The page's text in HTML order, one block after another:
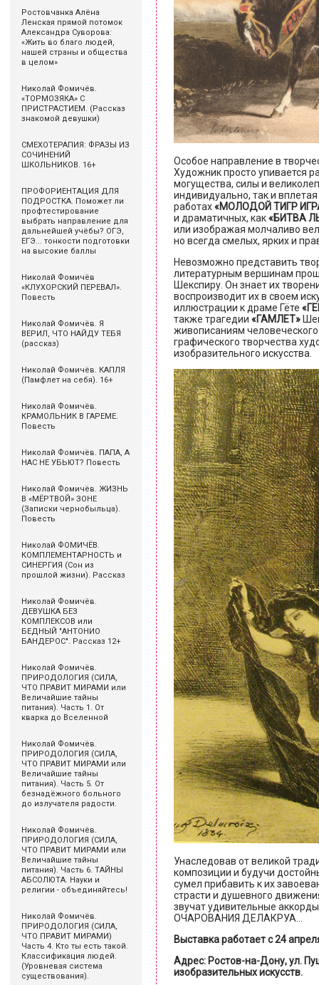
Ростовчанка Алёна
Ленская прямой потомок
Александра Суворова:
«Жить во благо людей,
нашей страны и общества
в целом»
Николай Фомичёв.
«ТОРМОЗЯКА» С
ПРИСТРАСТИЕМ. (Рассказ
знакомой девушки)
СМЕХОТЕРАПИЯ: ФРАЗЫ ИЗ
СОЧИНЕНИЙ
ШКОЛЬНИКОВ. 16+
ПРОФОРИЕНТАЦИЯ ДЛЯ
ПОДРОСТКА. Поможет ли
профтестирование
выбрать направление для
дальнейшей учёбы? ОГЭ,
ЕГЭ... тонкости подготовки
на высокие баллы
Николай Фомичёв
«КЛУХОРСКИЙ ПЕРЕВАЛ».
Повесть
Николай Фомичёв. Я
ВЕРИЛ, ЧТО НАЙДУ ТЕБЯ
(рассказ)
Николай Фомичёв. КАПЛЯ
(Памфлет на себя). 16+
Николай Фомичёв.
КРАМОЛЬНИК В ГАРЕМЕ.
Повесть
Николай Фомичёв. ПАПА, А
НАС НЕ УБЬЮТ? Повесть
Николай Фомичёв. ЖИЗНЬ
В «МЁРТВОЙ» ЗОНЕ
(Записки чернобыльца).
Повесть
Николай ФОМИЧЁВ.
КОМПЛЕМЕНТАРНОСТЬ и
СИНЕРГИЯ (Сон из
прошлой жизни). Рассказ
Николай Фомичёв.
ДЕВУШКА БЕЗ
КОМПЛЕКСОВ или
БЕДНЫЙ "АНТОНИО
БАНДЕРОС". Рассказ 12+
Николай Фомичёв.
ПРИРОДОЛОГИЯ (СИЛА,
ЧТО ПРАВИТ МИРАМИ или
Величайшие тайны
питания). Часть 1. От
кварка до Вселенной
Николай Фомичёв.
ПРИРОДОЛОГИЯ (СИЛА,
ЧТО ПРАВИТ МИРАМИ или
Величайшие тайны
питания). Часть 5. От
безнадёжного больного
до излучателя радости.
Николай Фомичёв.
ПРИРОДОЛОГИЯ (СИЛА,
ЧТО ПРАВИТ МИРАМИ или
Величайшие тайны
питания). Часть 6. ТАЙНЫ
АБСОЛЮТА. Науки и
религии - объединяйтесь!
Николай Фомичёв.
ПРИРОДОЛОГИЯ (СИЛА,
ЧТО ПРАВИТ МИРАМИ)
Часть 4. Кто ты есть такой.
Классификация людей.
(Уровневая система
существования).
Особое направление в
Художник просто упивается
могущества, силы и
индивидуально, так и
работах«МОЛОДОЙ ТИГР
и драматичных, как«БИТВА
или изображая молчаливо
но всегда смелых, ярких и
Невозможно представить
литературным вершинам
Шекспиру. Он знает их
воспроизводит их в своем
иллюстрации к драме Гёте
также трагедии «ГАМЛЕТ»
живописаниям
графического творчества
изобразительного искусства.
Унаследовав от великой
композиции и будучи
сумел прибавить к их
страсти и душевного
звучат удивительные
ОЧАРОВАНИЯ ДЕЛАКРУА…
Выставка работает с 24
Адрес: Ростов-на-Дону, ул.
изобразительных искусств.